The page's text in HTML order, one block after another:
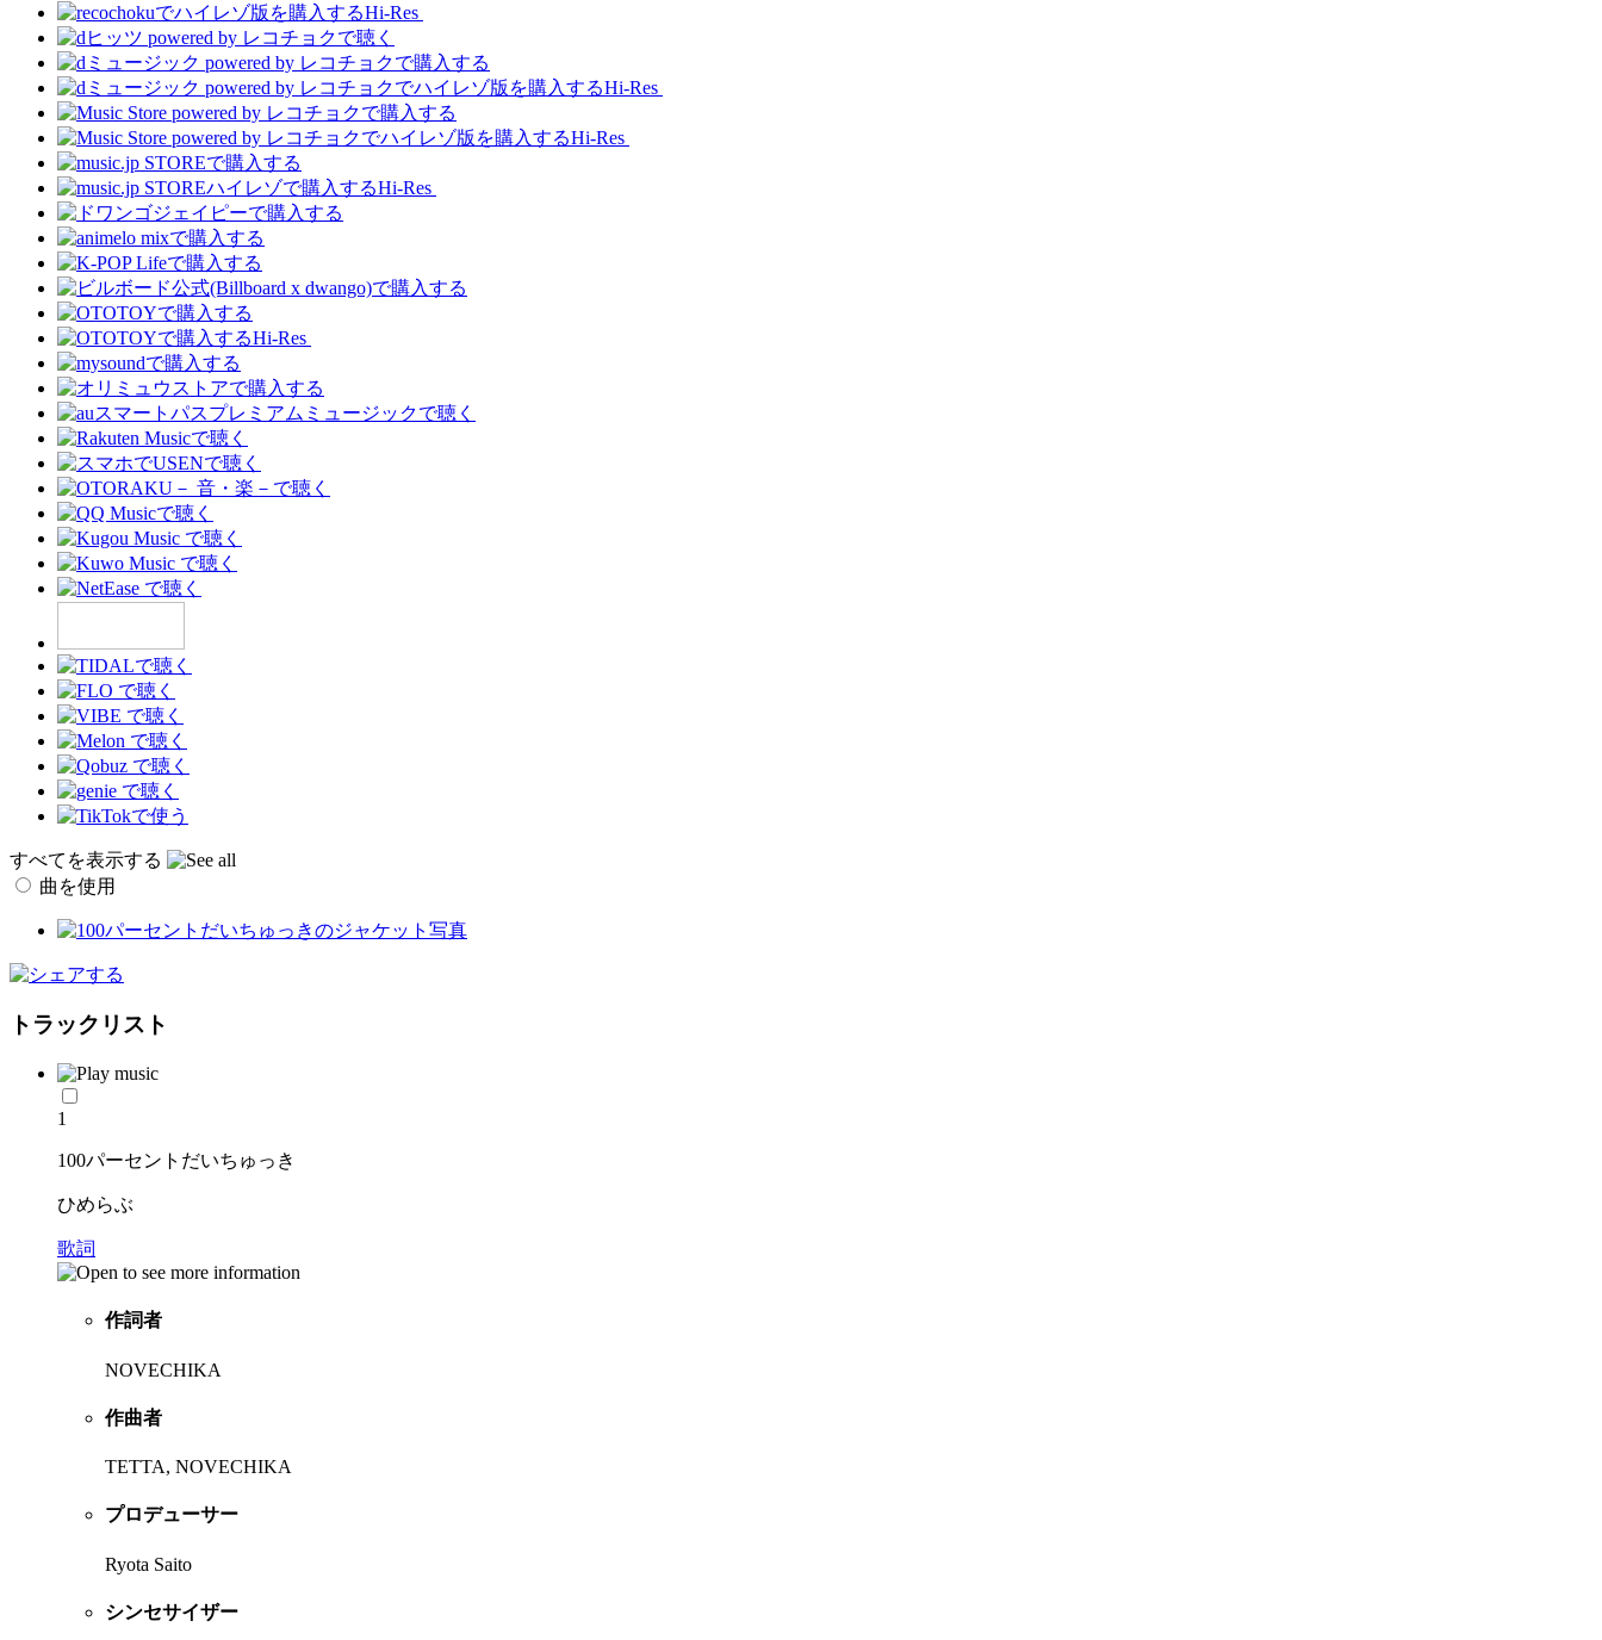
Hi-Res
Hi-Res
Hi-Res
Hi-Res
Hi-Res
すべてを表示する
曲を使用
トラックリスト
1
100パーセントだいちゅっき
ひめらぶ
歌詞
作詞者
NOVECHIKA
作曲者
TETTA, NOVECHIKA
プロデューサー
Ryota Saito
シンセサイザー